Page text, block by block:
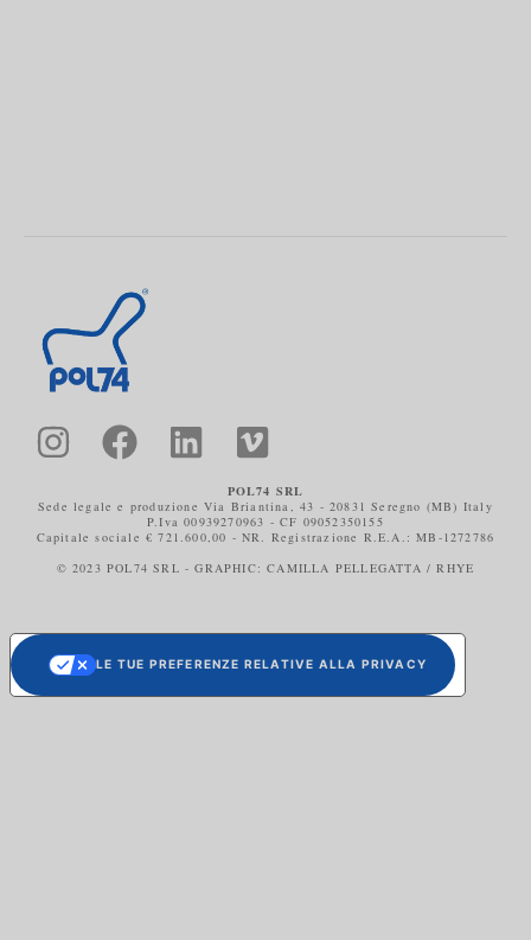
POL74 SRL
Sede legale e produzione Via Briantina, 43 - 20831 Seregno (MB) Italy
P.Iva 00939270963 - CF 09052350155
Capitale sociale € 721.600,00 - NR. Registrazione R.E.A.: MB-1272786
© 2023 POL74 SRL - GRAPHIC: CAMILLA PELLEGATTA / RHYE
LE TUE PREFERENZE RELATIVE ALLA PRIVACY